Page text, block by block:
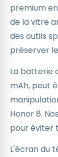
premium
de la vitre
des outils
préserver
La batterie
mAh, peut
Honor 8.
pour éviter
L'écran du